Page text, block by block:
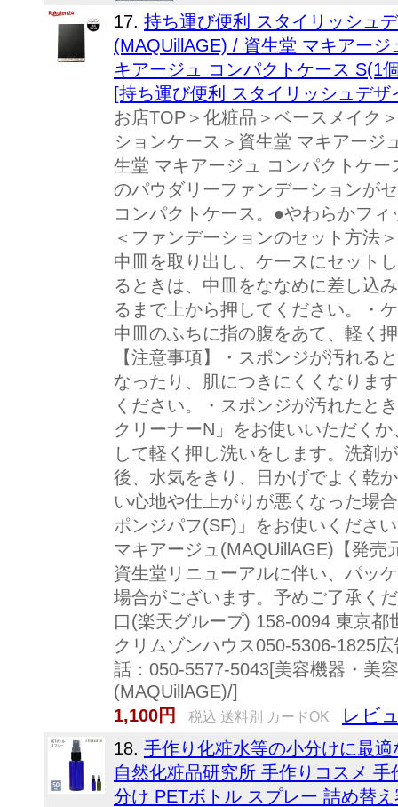
17. 持ち運び便利 スタイリッシュ
(MAQUillAGE) / 資生堂 マキアー
キアージュ コンパクトケース S(1
[持ち運び便利 スタイリッシュデザ
お店TOP＞化粧品＞ベースメイク
ションケース＞資生堂 マキアージ
生堂 マキアージュ コンパクトケ
のパウダリーファンデーションが
コンパクトケース。●やわらかフ
＜ファンデーションのセット方法
中皿を取り出し、ケースにセット
るときは、中皿をななめに差し込
るまで上から押してください。・
中皿のふちに指の腹をあて、軽く
【注意事項】・スポンジが汚れる
なったり、肌につきにくくなりま
ください。・スポンジが汚れたと
クリーナーN」をお使いいただく
して軽く押し洗いをします。洗剤
後、水気をきり、日かげでよく乾
い心地や仕上がりが悪くなった場
ポンジパフ(SF)」をお使いくださ
マキアージュ(MAQUillAGE)【発売
資生堂リニューアルに伴い、パッ
場合がございます。予めご了承く
口(楽天グループ) 158-0094 東京
クリムゾンハウス050-5306-1825
話：050-5577-5043[美容機器・美
(MAQUillAGE)/]
1,100円
税込 送料別 カードOK レビ
18. 手作り化粧水等の小分けに最
自然化粧品研究所 手作りコスメ
分け PETボトル スプレー 詰め替